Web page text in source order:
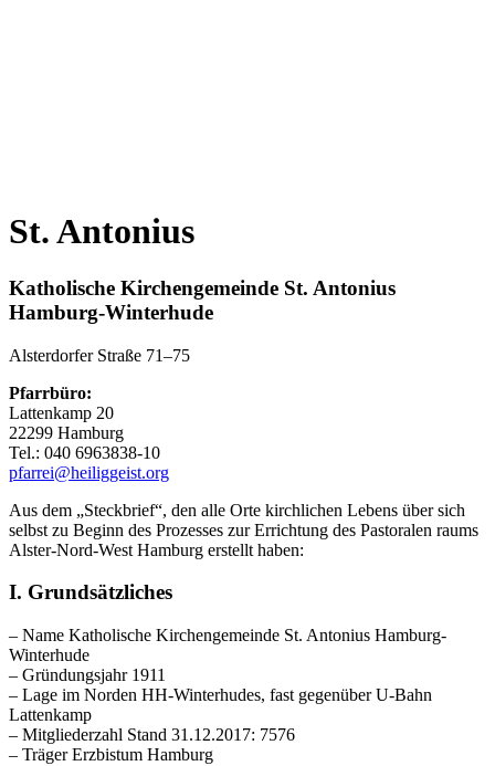
St. Antonius
Katholische Kirchengemeinde St. Antonius
Hamburg-Winterhude
Alsterdorfer Straße 71–75
Pfarrbüro:
Lattenkamp 20
22299 Hamburg
Tel.: 040 6963838-10
pfarrei@heiliggeist.org
Aus dem „Steckbrief“, den alle Orte kirchlichen Lebens über sich
selbst zu Beginn des Prozesses zur Errichtung des Pastoralen raums
Alster-Nord-West Hamburg erstellt haben:
I. Grundsätzliches
– Name Katholische Kirchengemeinde St. Antonius Hamburg-
Winterhude
– Gründungsjahr 1911
– Lage im Norden HH-Winterhudes, fast gegenüber U-Bahn
Lattenkamp
– Mitgliederzahl Stand 31.12.2017: 7576
– Träger Erzbistum Hamburg